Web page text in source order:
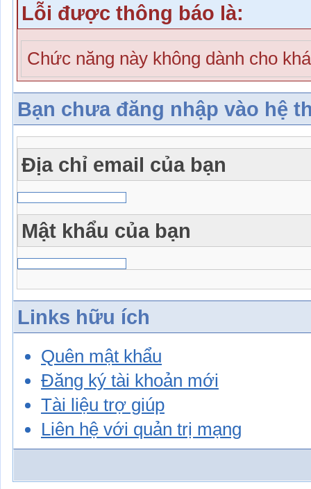
Lỗi được thông báo là:
Chức năng này không dành cho
Bạn chưa đăng nhập vào hệ
Địa chỉ email của bạn
Mật khẩu của bạn
Links hữu ích
Quên mật khẩu
Đăng ký tài khoản mới
Tài liệu trợ giúp
Liên hệ với quản trị mạng